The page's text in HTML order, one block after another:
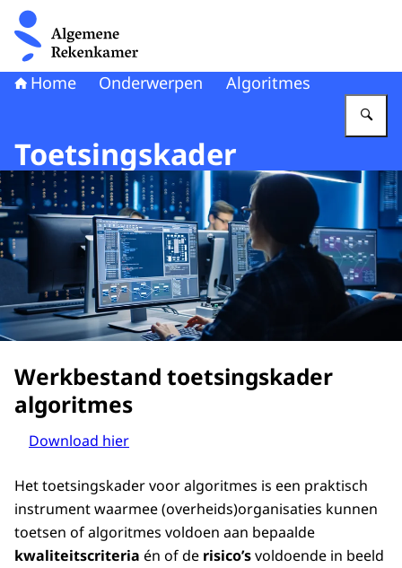
Naar de homepage van Algemene Rekenkamer
Home Onderwerpen Algoritmes
Toetsingskader
Werkbestand toetsingskader
algoritmes
Download hier
Het toetsingskader voor algoritmes is een praktisch
instrument waarmee (overheids)organisaties kunnen
toetsen of algoritmes voldoen aan bepaalde
kwaliteitscriteria én of de risico’svoldoende in beeld